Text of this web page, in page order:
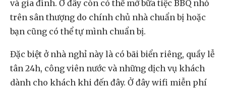
và gia đình. Ở đây còn có thể mở bữa tiệc BBQ nhỏ
trên sân thượng do chính chủ nhà chuẩn bị hoặc
bạn cũng có thể tự mình chuẩn bị.
Đặc biệt ở nhà nghỉ này là có bãi biển riêng, quầy lễ
tân 24h, công viên nước và những dịch vụ khách
dành cho khách khi đến đây. Ở đây wifi miễn phí